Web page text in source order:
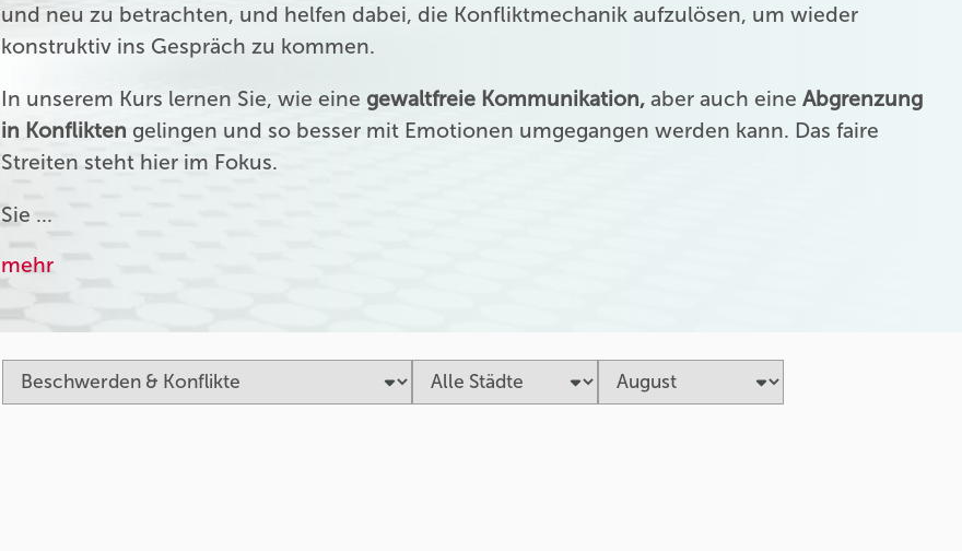
und neu zu betrachten, und helfen dabei, die Konfliktmechanik aufzulösen, um wieder
konstruktiv ins Gespräch zu kommen.
In unserem Kurs lernen Sie, wie einegewaltfreie Kommunikation, aber auch eineAbgrenzung
in Konflikten gelingen und so besser mit Emotionen umgegangen werden kann. Das faire
Streiten steht hier im Fokus.
Sie …
mehr